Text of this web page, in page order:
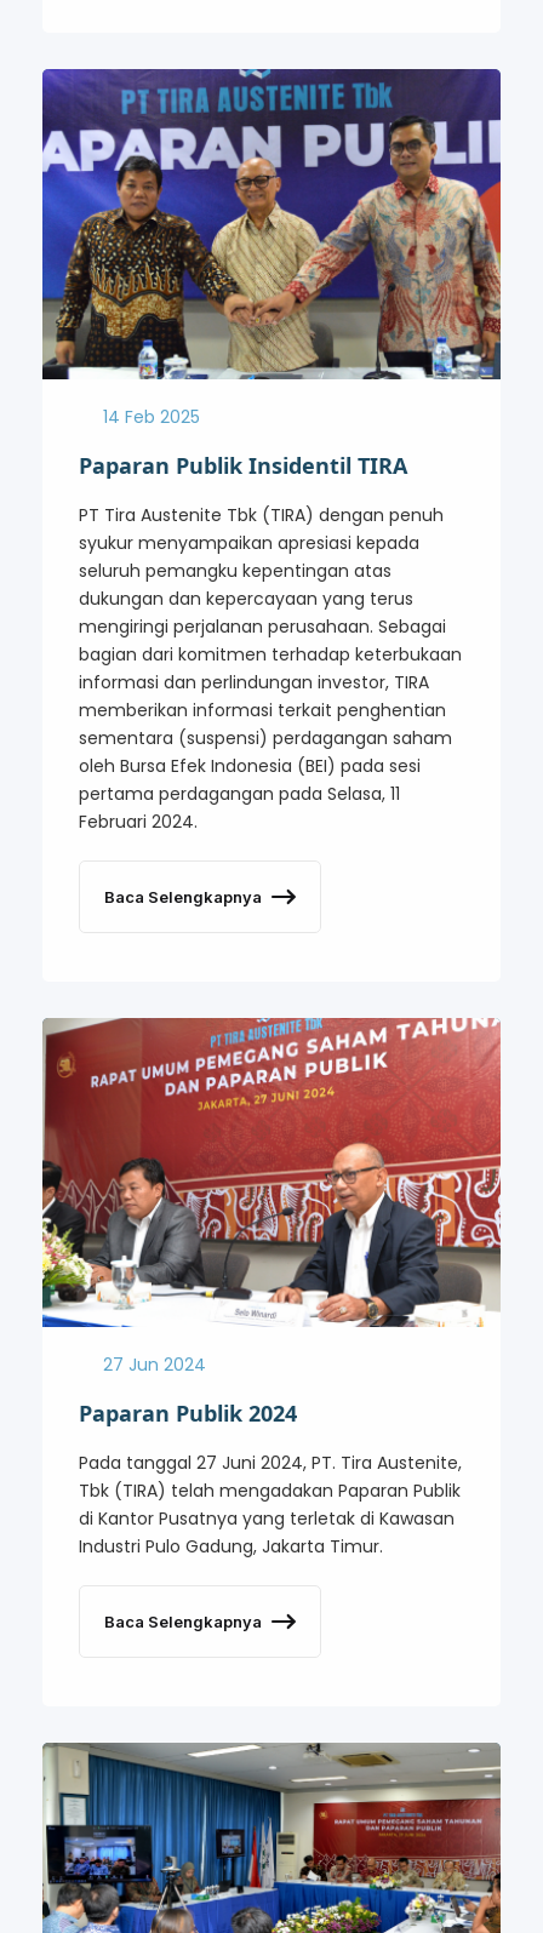
14 Feb 2025
Paparan Publik Insidentil TIRA
PT Tira Austenite Tbk (TIRA) dengan penuh
syukur menyampaikan apresiasi kepada
seluruh pemangku kepentingan atas
dukungan dan kepercayaan yang terus
mengiringi perjalanan perusahaan. Sebagai
bagian dari komitmen terhadap keterbukaan
informasi dan perlindungan investor, TIRA
memberikan informasi terkait penghentian
sementara (suspensi) perdagangan saham
oleh Bursa Efek Indonesia (BEI) pada sesi
pertama perdagangan pada Selasa, 11
Februari 2024.
Baca Selengkapnya
27 Jun 2024
Paparan Publik 2024
Pada tanggal 27 Juni 2024, PT. Tira Austenite,
Tbk (TIRA) telah mengadakan Paparan Publik
di Kantor Pusatnya yang terletak di Kawasan
Industri Pulo Gadung, Jakarta Timur.
Baca Selengkapnya